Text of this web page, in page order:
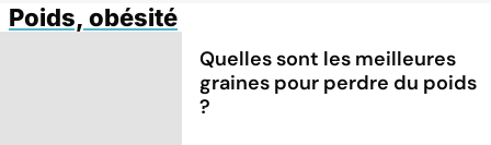
Poids, obésité
Quelles sont les meilleures
graines pour perdre du poids
?